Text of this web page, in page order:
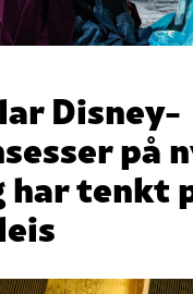
Disney-
på
har tenkt